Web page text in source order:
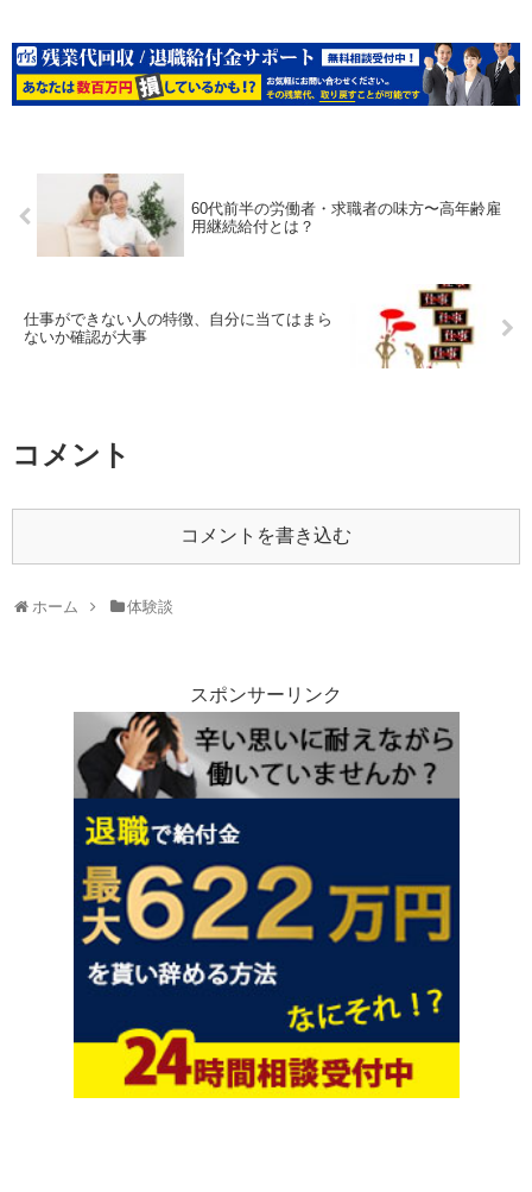
60代前半の労働者・求職者の味方〜高年齢雇
用継続給付とは？
仕事ができない人の特徴、自分に当てはまら
ないか確認が大事
コメント
コメントを書き込む
ホーム 体験談
スポンサーリンク